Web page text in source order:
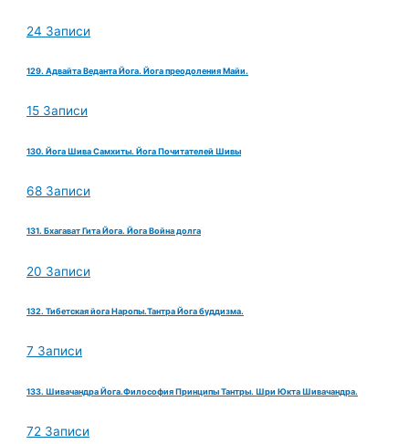
24 Записи
129. Адвайта Веданта Йога. Йога преодоления Майи.
15 Записи
130. Йога Шива Самхиты. Йога Почитателей Шивы
68 Записи
131. Бхагават Гита Йога. Йога Война долга
20 Записи
132. Тибетская йога Наропы.Тантра Йога буддизма.
7 Записи
133. Шивачандра Йога.Философия Принципы Тантры. Шри Юкта Шивачандра.
72 Записи